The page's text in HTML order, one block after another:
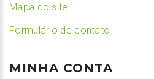
Mapa do site
Formulário de contato
MINHA CONTA